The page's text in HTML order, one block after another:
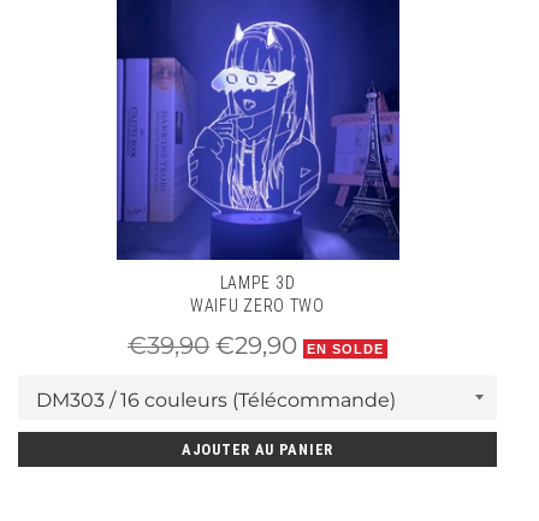
LAMPE 3D
WAIFU ZERO TWO
Prix
€39,90 Prix
€29,90 EN SOLDE
AJOUTER AU PANIER